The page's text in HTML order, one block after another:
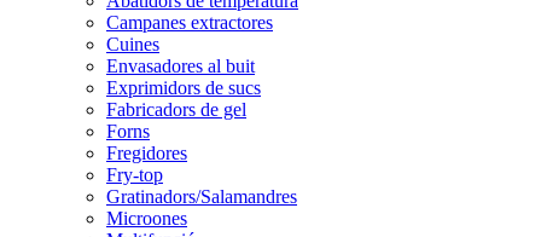
Campanes extractores
Cuines
Envasadores al buit
Exprimidors de sucs
Fabricadors de gel
Forns
Fregidores
Fry-top
Gratinadors/Salamandres
Microones